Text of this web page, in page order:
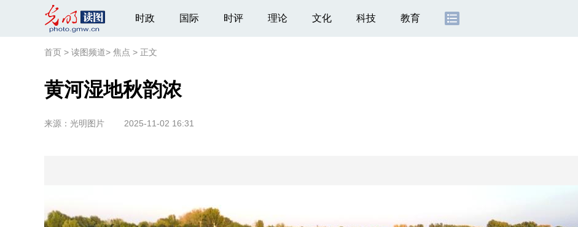
时政 国际 时评 理论 文化 科技 教育
首页 > 读图频道> 焦点 > 正文
黄河湿地秋韵浓
来源： 光明图片 2025-11-02 16:31